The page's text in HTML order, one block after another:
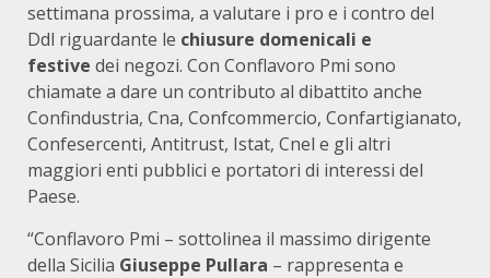
settimana prossima, a valutare i pro e i contro del
Ddl riguardante le chiusure domenicali e
festive dei negozi. Con Conflavoro Pmi sono
chiamate a dare un contributo al dibattito anche
Confindustria, Cna, Confcommercio, Confartigianato,
Confesercenti, Antitrust, Istat, Cnel e gli altri
maggiori enti pubblici e portatori di interessi del
Paese.
“Conflavoro Pmi – sottolinea il massimo dirigente
della Sicilia Giuseppe Pullara – rappresenta e